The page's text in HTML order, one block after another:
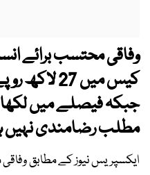
وفاقی محتسب برائے
کیس میں 27
جبکہ فیصلے میں
مطلب رضامندی
ایکسپریس نیوز کے مطابق